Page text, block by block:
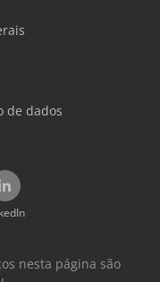
de dados
nesta página são